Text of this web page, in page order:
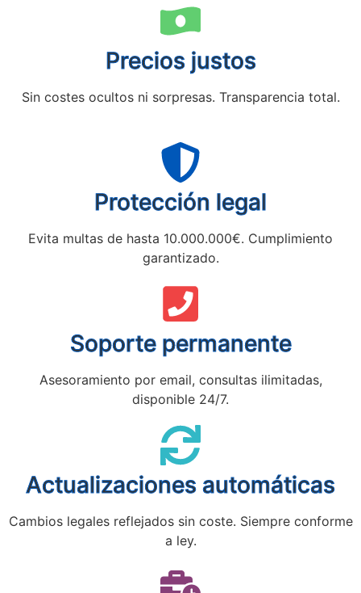
Precios justos
Sin costes ocultos ni sorpresas. Transparencia total.
Protección legal
Evita multas de hasta 10.000.000€. Cumplimiento
garantizado.
Soporte permanente
Asesoramiento por email, consultas ilimitadas,
disponible 24/7.
Actualizaciones automáticas
Cambios legales reflejados sin coste. Siempre conforme
a ley.